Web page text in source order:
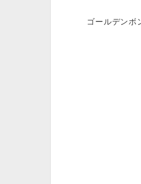
ゴールデンボ